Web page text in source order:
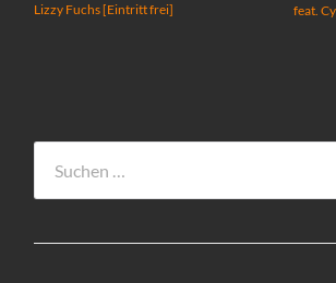
Lizzy Fuchs [Eintritt frei]
feat.
nach: